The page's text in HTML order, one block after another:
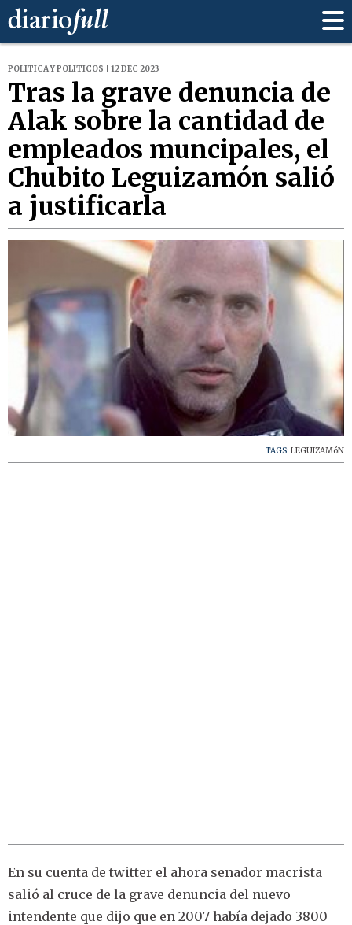
POLITICA Y POLITICOS | 12 DEC 2023
Tras la grave denuncia de
Alak sobre la cantidad de
empleados muncipales, el
Chubito Leguizamón salió
a justificarla
TAGS: LEGUIZAMóN
En su cuenta de twitter el ahora senador macrista
salió al cruce de la grave denuncia del nuevo
intendente que dijo que en 2007 había dejado 3800